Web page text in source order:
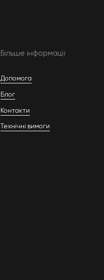
Більше інформації
Допомога
Блог
Контакти
Технічні вимоги